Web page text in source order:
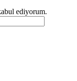
ediyorum.